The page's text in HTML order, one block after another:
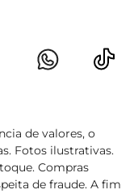
de valores, o
Fotos ilustrativas.
Compras
de fraude. A fim